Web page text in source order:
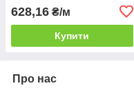
8,5мм)
628,16 ₴/м
Купити
Про нас